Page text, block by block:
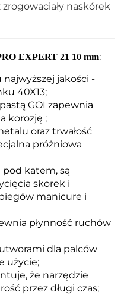
naskórek
EXPERT 21 10 mm:
jakości -
40X13;
GOI zapewnia
korozję ;
oraz trwałość
próżniowa
pod katem, są
skorek i
manicure i
płynność ruchów
dla palców
użycie;
że narzędzie
przez długi czas;